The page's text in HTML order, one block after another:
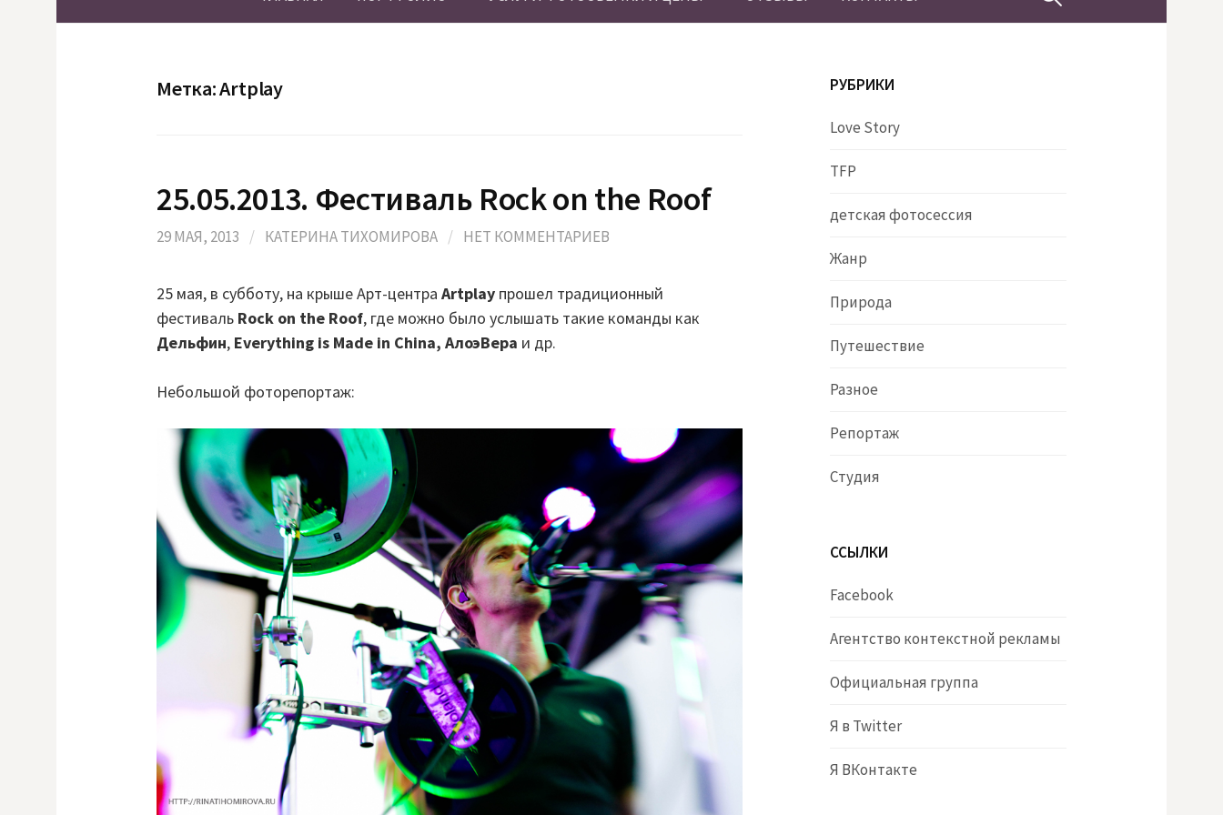
Метка:Artplay
25.05.2013. Фестиваль Rock on the Roof
29 МАЯ, 2013 / КАТЕРИНА ТИХОМИРОВА / НЕТ КОММЕНТАРИЕВ
25 мая, в субботу, на крыше Арт-центра Artplay прошел традиционный
фестиваль Rock on the Roof, где можно было услышать такие команды как
Дельфин, Everything is Made in China, АлоэВера и др.
Небольшой фоторепортаж:
РУБРИКИ
Love Story
TFP
детская фотосессия
Жанр
Природа
Путешествие
Разное
Репортаж
Студия
ССЫЛКИ
Facebook
Агентство контекстной рекламы
Официальная группа
Я в Twitter
Я ВКонтакте